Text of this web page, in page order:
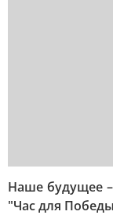
Наше будущее
"Час для